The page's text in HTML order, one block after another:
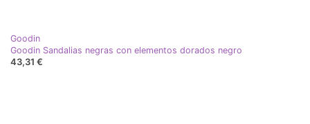
Goodin
Goodin Sandalias negras con elementos dorados negro
43,31 €